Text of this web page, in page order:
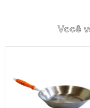
fritar carnes e legumes
isso, seu cabo de ferro
Comprimento: 40cm.
Litragem: 2300ml.
Numeração: N12.
Você